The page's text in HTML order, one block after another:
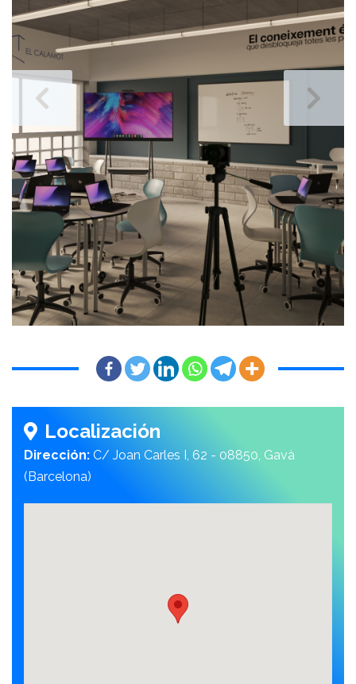
Localización
Dirección: C/ Joan Carles I, 62 - 08850, Gavà
(Barcelona)